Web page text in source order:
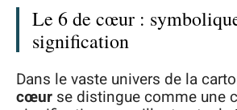
Le 6 de cœur :
signification
Dans le vaste univers de la
cœur se distingue comme une